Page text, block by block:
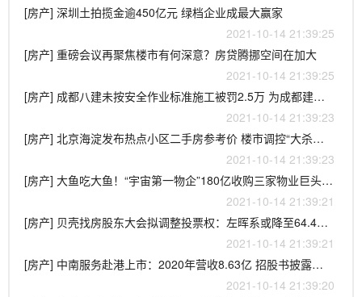
[房产] 深圳土拍揽金逾450亿元 绿档企业成最大赢家
2021-10-14 21:39:25
[房产] 重磅会议再聚焦楼市有何深意？房贷腾挪空间在加大
2021-10-14 21:39:25
[房产] 成都八建未按安全作业标准施工被罚2.5万 为成都建工旗下公司
2021-10-14 21:39:23
[房产] 北京海淀发布热点小区二手房参考价 楼市调控“大杀器”来了
2021-10-14 21:39:23
[房产] 大鱼吃大鱼！“宇宙第一物企”180亿收购三家物业巨头 未来边界何在？
2021-10-14 21:39:21
[房产] 贝壳找房股东大会拟调整投票权：左晖系或降至64.4%彭永东升至9.5%
2021-10-14 21:39:21
[房产] 中南服务赴港上市：2020年营收8.63亿 招股书披露涉诉被业主索赔120万
2021-10-14 21:39:20